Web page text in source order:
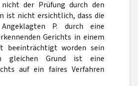
nicht der Prüfung durch den
ist nicht ersichtlich, dass die
P. durch eine
Gerichts in einem
beeinträchtigt worden sein
gleichen Grund ist eine
auf ein faires Verfahren